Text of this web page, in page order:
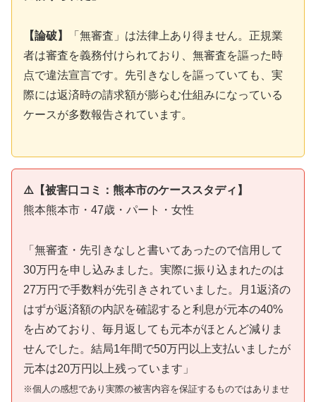
【論破】
「無審査」は法律上あり得ません。正規業
者は審査を義務付けられており、無審査を謳った時
点で違法宣言です。先引きなしを謳っていても、実
際には返済時の請求額が膨らむ仕組みになっている
ケースが多数報告されています。
⚠️【被害口コミ：熊本市のケーススタディ】
熊本熊本市・47歳・パート・女性
「無審査・先引きなしと書いてあったので信用して
30万円を申し込みました。実際に振り込まれたのは
27万円で手数料が先引きされていました。月1返済の
はずが返済額の内訳を確認すると利息が元本の40%
を占めており、毎月返しても元本がほとんど減りま
せんでした。結局1年間で50万円以上支払いましたが
元本は20万円以上残っています」
※個人の感想であり実際の被害内容を保証するものではありませ